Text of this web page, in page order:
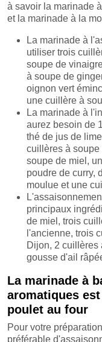
à savoir la marinade
et la marinade à la
La marinade à
utiliser trois
soupe de
à soupe de
oignon vert
une cuillère à
La marinade à
aurez besoin de
thé de jus de
cuillères à
soupe de miel,
poudre de curry,
moulue et une
principaux
de miel, trois
l'ancienne, trois
Dijon, 2 cuillères
gousse d'ail
La marinade à
aromatiques
poulet au four
Pour votre
préférable